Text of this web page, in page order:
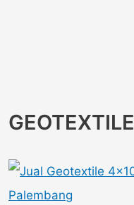
GEOTEXTILE